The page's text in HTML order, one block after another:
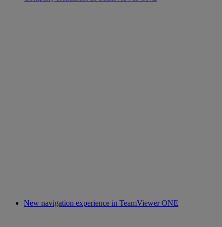
New navigation experience in TeamViewer ONE